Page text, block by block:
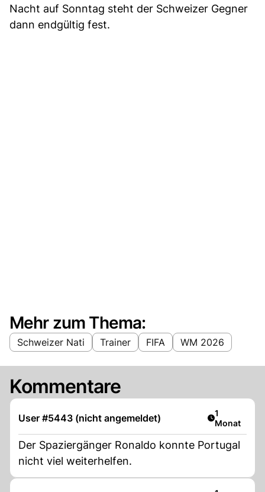
Nacht auf Sonntag steht der Schweizer Gegner
dann endgültig fest.
Mehr zum Thema:
Schweizer Nati Trainer FIFA WM 2026
Kommentare
User #5443 (nicht angemeldet) Artikel
1
Monat
Der Spaziergänger Ronaldo konnte Portugal
nicht viel weiterhelfen.